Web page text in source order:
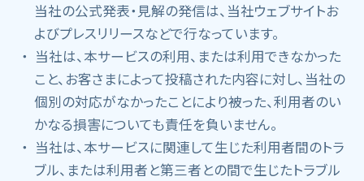
当社の公式発表・見解の発信は、当社ウェブサイトお
よびプレスリリースなどで行なっています。
当社は、本サービスの利用、または利用できなかった
こと、お客さまによって投稿された内容に対し、当社の
個別の対応がなかったことにより被った、利用者のい
かなる損害についても責任を負いません。
当社は、本サービスに関連して生じた利用者間のトラ
ブル、または利用者と第三者との間で生じたトラブル